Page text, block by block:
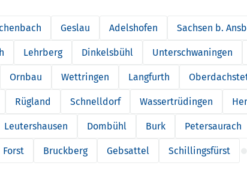
Geslau Adelshofen Sachsen b.
Lehrberg Dinkelsbühl Unterschwaningen
Ornbau Wettringen Langfurth
Rügland Schnelldorf Wassertrüdingen
Leutershausen Dombühl Burk Petersaurach
Bruckberg Gebsattel Schillingsfürst